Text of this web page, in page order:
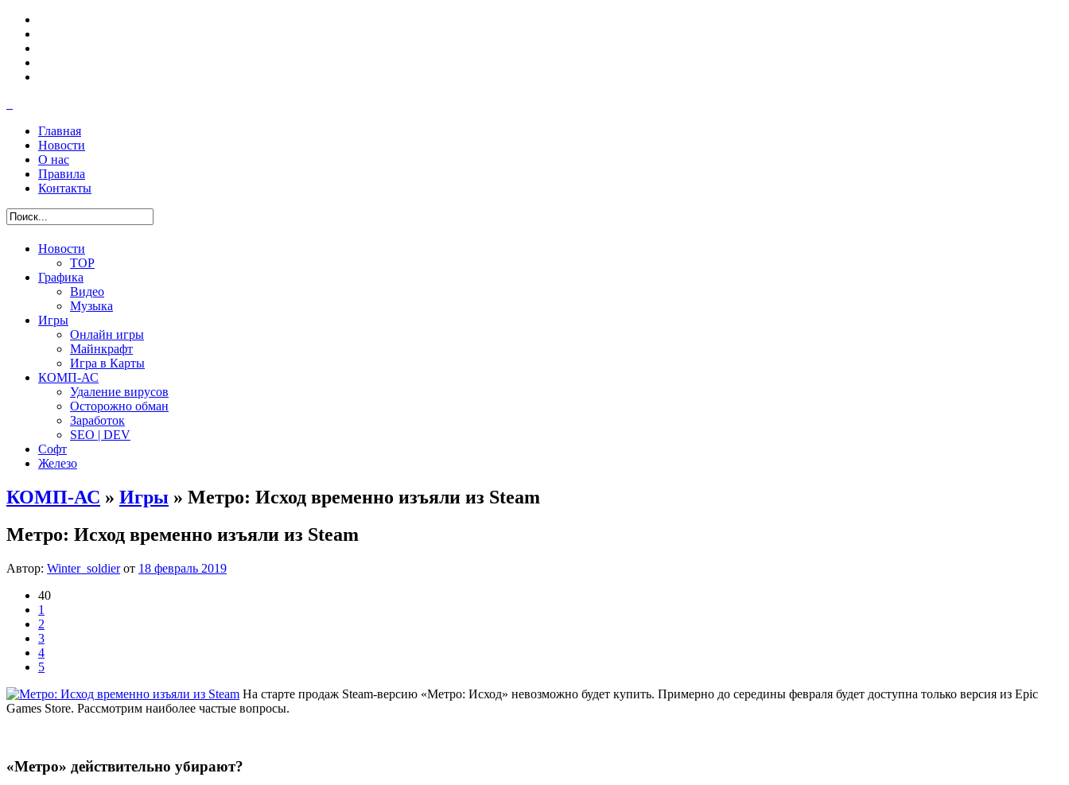
Главная
Новости
О нас
Правила
Контакты
Новости
TOP
Графика
Видео
Музыка
Игры
Онлайн игры
Майнкрафт
Игра в Карты
КОМП-АС
Удаление вирусов
Осторожно обман
Заработок
SEO | DEV
Софт
Железо
КОМП-АС » Игры » Метро: Исход временно изъяли из Steam
Метро: Исход временно изъяли из Steam
Автор: Winter_soldierот 18 февраль 2019
40
1
2
3
4
5
На старте продаж Steam-версию «Метро: Исход» невозможно будет купить. Примерно до середины февраля будет доступна только версия из Epic
Games Store. Рассмотрим наиболее частые вопросы.
«Метро» действительно убирают?